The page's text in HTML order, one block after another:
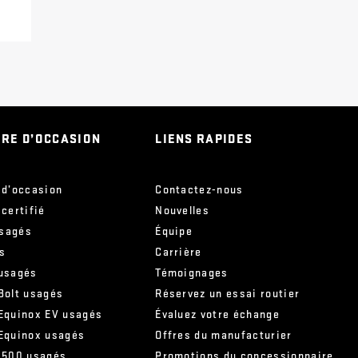
D’OCCASION
certifié
usagés
EV usagés
usagés
LIENS RAPIDES
Contactez-nous
Nouvelles
Équipe
Carrière
Témoignages
Réservez un essai routier
Évaluez votre échange
Offres du manufacturier